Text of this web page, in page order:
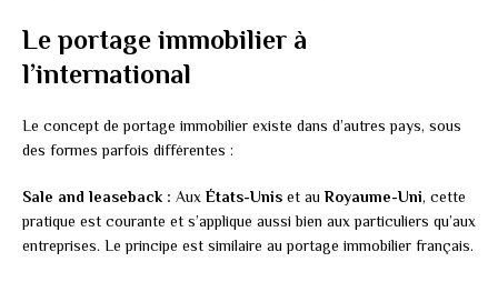
Le portage immobilier à
l’international
Le concept de portage immobilier existe dans d’autres pays, sous
des formes parfois différentes :
Sale and leaseback : Aux États-Unis et auRoyaume-Uni, cette
pratique est courante et s’applique aussi bien aux particuliers qu’aux
entreprises. Le principe est similaire au portage immobilier français.